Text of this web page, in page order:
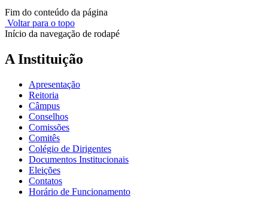
Fim do conteúdo da página
Voltar para o topo
Início da navegação de rodapé
A Instituição
Apresentação
Reitoria
Câmpus
Conselhos
Comissões
Comitês
Colégio de Dirigentes
Documentos Institucionais
Eleições
Contatos
Horário de Funcionamento